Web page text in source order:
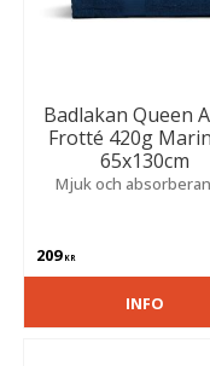
Badlakan Queen
Frotté 420g
65x130cm
Mjuk och
209KR
INFO